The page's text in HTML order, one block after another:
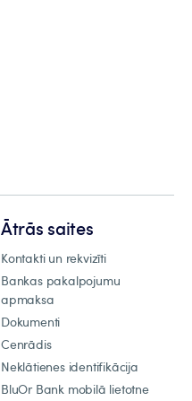
Ātrās saites
Kontakti un rekvizīti
Bankas pakalpojumu
apmaksa
Dokumenti
Cenrādis
Neklātienes identifikācija
BluOr Bank mobilā lietotne